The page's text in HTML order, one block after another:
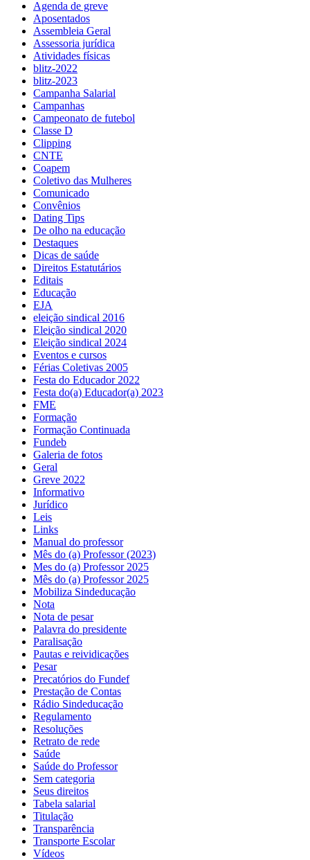
Agenda de greve
Aposentados
Assembleia Geral
Assessoria jurídica
Atividades físicas
blitz-2022
blitz-2023
Campanha Salarial
Campanhas
Campeonato de futebol
Classe D
Clipping
CNTE
Coapem
Coletivo das Mulheres
Comunicado
Convênios
Dating Tips
De olho na educação
Destaques
Dicas de saúde
Direitos Estatutários
Editais
Educação
EJA
eleição sindical 2016
Eleição sindical 2020
Eleição sindical 2024
Eventos e cursos
Férias Coletivas 2005
Festa do Educador 2022
Festa do(a) Educador(a) 2023
FME
Formação
Formação Continuada
Fundeb
Galeria de fotos
Geral
Greve 2022
Informativo
Jurídico
Leis
Links
Manual do professor
Mês do (a) Professor (2023)
Mes do (a) Professor 2025
Mês do (a) Professor 2025
Mobiliza Sindeducação
Nota
Nota de pesar
Palavra do presidente
Paralisação
Pautas e reividicações
Pesar
Precatórios do Fundef
Prestação de Contas
Rádio Sindeducação
Regulamento
Resoluções
Retrato de rede
Saúde
Saúde do Professor
Sem categoria
Seus direitos
Tabela salarial
Titulação
Transparência
Transporte Escolar
Vídeos